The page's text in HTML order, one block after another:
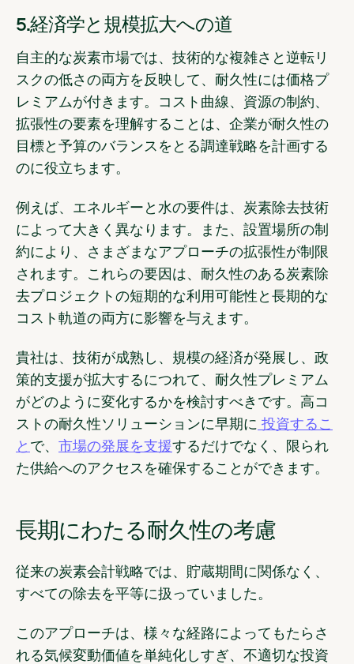
5.経済学と規模拡大への道
自主的な炭素市場では、技術的な複雑さと逆転リ
スクの低さの両方を反映して、耐久性には価格プ
レミアムが付きます。コスト曲線、資源の制約、
拡張性の要素を理解することは、企業が耐久性の
目標と予算のバランスをとる調達戦略を計画する
のに役立ちます。
例えば、エネルギーと水の要件は、炭素除去技術
によって大きく異なります。また、設置場所の制
約により、さまざまなアプローチの拡張性が制限
されます。これらの要因は、耐久性のある炭素除
去プロジェクトの短期的な利用可能性と長期的な
コスト軌道の両方に影響を与えます。
貴社は、技術が成熟し、規模の経済が発展し、政
策的支援が拡大するにつれて、耐久性プレミアム
がどのように変化するかを検討すべきです。高コ
ストの耐久性ソリューションに早期に 投資するこ
と で、 市場の発展を支援するだけでなく、限られ
た供給へのアクセスを確保することができます。
長期にわたる耐久性の考慮
従来の炭素会計戦略では、貯蔵期間に関係なく、
すべての除去を平等に扱っていました。
このアプローチは、様々な経路によってもたらさ
れる気候変動価値を単純化しすぎ、不適切な投資